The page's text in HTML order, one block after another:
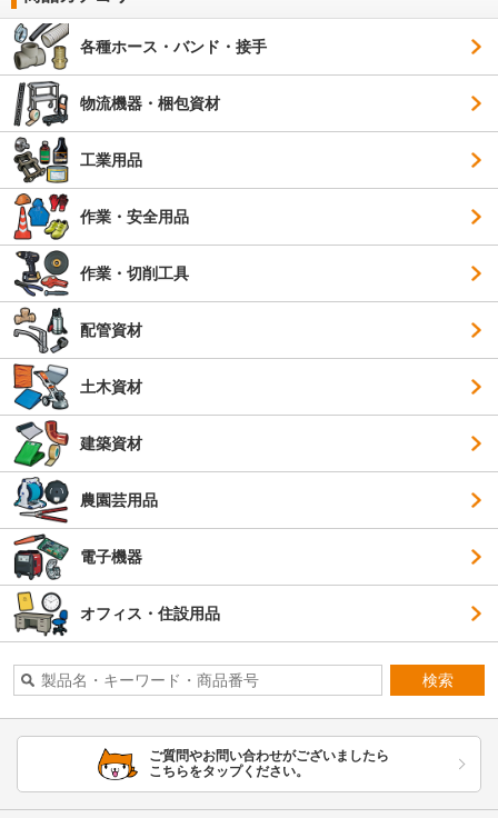
各種ホース・バンド・接手
物流機器・梱包資材
工業用品
作業・安全用品
作業・切削工具
配管資材
土木資材
建築資材
農園芸用品
電子機器
オフィス・住設用品
検索
ご質問やお問い合わせがございましたら
こちらをタップください。